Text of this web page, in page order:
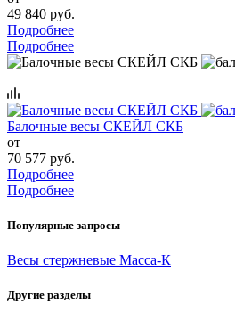
49 840 руб.
Подробнее
Подробнее
Балочные весы СКЕЙЛ СКБ
от
70 577 руб.
Подробнее
Подробнее
Популярные запросы
Весы стержневые Масса-К
Другие разделы